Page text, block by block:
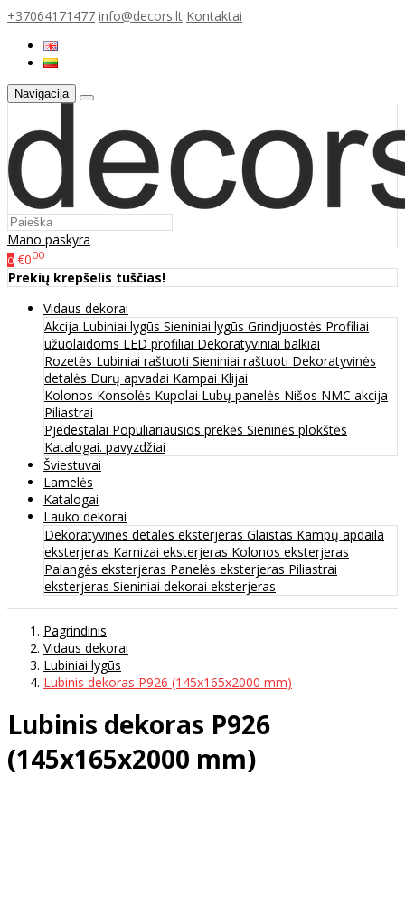
+37064171477 info@decors.lt Kontaktai
Navigacija
Mano paskyra
0 €000
Prekių krepšelis tuščias!
Vidaus dekorai
Akcija Lubiniai lygūs Sieniniai lygūs Grindjuostės Profiliai
užuolaidoms LED profiliai Dekoratyviniai balkiai
Rozetės Lubiniai raštuoti Sieniniai raštuoti Dekoratyvinės
detalės Durų apvadai Kampai Klijai
Kolonos Konsolės Kupolai Lubų panelės Nišos NMC akcija
Piliastrai
Pjedestalai Populiariausios prekės Sieninės plokštės
Katalogai. pavyzdžiai
Šviestuvai
Lamelės
Katalogai
Lauko dekorai
Dekoratyvinės detalės eksterjeras Glaistas Kampų apdaila
eksterjeras Karnizai eksterjeras Kolonos eksterjeras
Palangės eksterjeras Panelės eksterjeras Piliastrai
eksterjeras Sieniniai dekorai eksterjeras
Pagrindinis
Vidaus dekorai
Lubiniai lygūs
Lubinis dekoras P926 (145х165х2000 mm)
Lubinis dekoras P926
(145х165х2000 mm)